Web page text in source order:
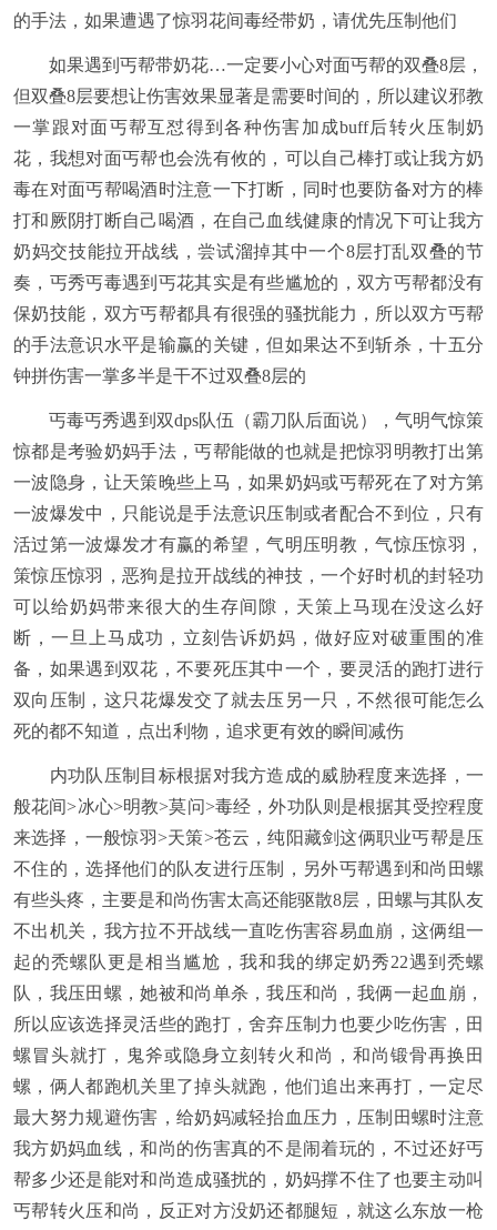
的手法，如果遭遇了惊羽花间毒经带奶，请优先压制他们
如果遇到丐帮带奶花…一定要小心对面丐帮的双叠8层，
但双叠8层要想让伤害效果显著是需要时间的，所以建议邪教
一掌跟对面丐帮互怼得到各种伤害加成buff后转火压制奶
花，我想对面丐帮也会洗有攸的，可以自己棒打或让我方奶
毒在对面丐帮喝酒时注意一下打断，同时也要防备对方的棒
打和厥阴打断自己喝酒，在自己血线健康的情况下可让我方
奶妈交技能拉开战线，尝试溜掉其中一个8层打乱双叠的节
奏，丐秀丐毒遇到丐花其实是有些尴尬的，双方丐帮都没有
保奶技能，双方丐帮都具有很强的骚扰能力，所以双方丐帮
的手法意识水平是输赢的关键，但如果达不到斩杀，十五分
钟拼伤害一掌多半是干不过双叠8层的
丐毒丐秀遇到双dps队伍（霸刀队后面说），气明气惊策
惊都是考验奶妈手法，丐帮能做的也就是把惊羽明教打出第
一波隐身，让天策晚些上马，如果奶妈或丐帮死在了对方第
一波爆发中，只能说是手法意识压制或者配合不到位，只有
活过第一波爆发才有赢的希望，气明压明教，气惊压惊羽，
策惊压惊羽，恶狗是拉开战线的神技，一个好时机的封轻功
可以给奶妈带来很大的生存间隙，天策上马现在没这么好
断，一旦上马成功，立刻告诉奶妈，做好应对破重围的准
备，如果遇到双花，不要死压其中一个，要灵活的跑打进行
双向压制，这只花爆发交了就去压另一只，不然很可能怎么
死的都不知道，点出利物，追求更有效的瞬间减伤
内功队压制目标根据对我方造成的威胁程度来选择，一
般花间>冰心>明教>莫问>毒经，外功队则是根据其受控程度
来选择，一般惊羽>天策>苍云，纯阳藏剑这俩职业丐帮是压
不住的，选择他们的队友进行压制，另外丐帮遇到和尚田螺
有些头疼，主要是和尚伤害太高还能驱散8层，田螺与其队友
不出机关，我方拉不开战线一直吃伤害容易血崩，这俩组一
起的秃螺队更是相当尴尬，我和我的绑定奶秀22遇到秃螺
队，我压田螺，她被和尚单杀，我压和尚，我俩一起血崩，
所以应该选择灵活些的跑打，舍弃压制力也要少吃伤害，田
螺冒头就打，鬼斧或隐身立刻转火和尚，和尚锻骨再换田
螺，俩人都跑机关里了掉头就跑，他们追出来再打，一定尽
最大努力规避伤害，给奶妈减轻抬血压力，压制田螺时注意
我方奶妈血线，和尚的伤害真的不是闹着玩的，不过还好丐
帮多少还是能对和尚造成骚扰的，奶妈撑不住了也要主动叫
丐帮转火压和尚，反正对方没奶还都腿短，就这么东放一枪